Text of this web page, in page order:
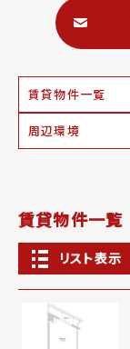
賃貸物件一覧
周辺環境
賃貸物件一覧
リスト表示